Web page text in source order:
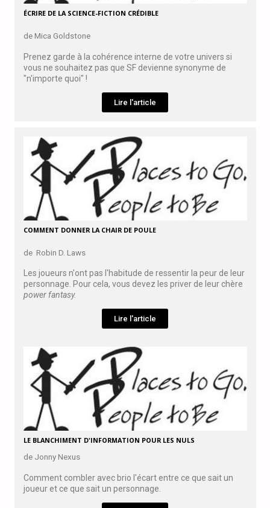
ÉCRIRE DE LA SCIENCE-FICTION CRÉDIBLE
de Mica Goldstone
Prenez garde à la cohérence interne de votre univers si
vous ne souhaitez pas que SF devienne synonyme de
"n'importe quoi" !
Lire l'article
COMMENT DONNER LA CHAIR DE POULE
de Robin D. Laws
Les joueurs n'ont pas l'habitude de ressentir la peur de leur
personnage. Pour cela, vous devez les priver de leur chère
power fantasy.
Lire l'article
LE BLANCHIMENT D'INFORMATION POUR LES NULS
de Jonny Nexus
Comment combler avec brio l'écart entre ce que sait un
joueur et ce que sait un personnage.